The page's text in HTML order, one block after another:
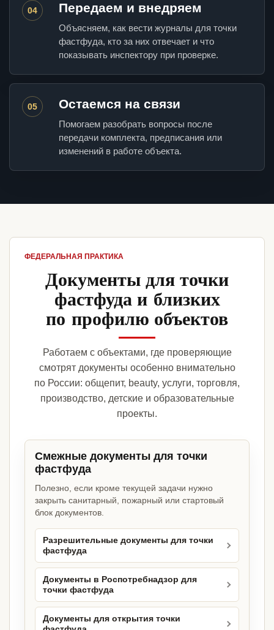
04 Передаем и внедряем
Объясняем, как вести журналы для точки
фастфуда, кто за них отвечает и что
показывать инспектору при проверке.
05 Остаемся на связи
Помогаем разобрать вопросы после
передачи комплекта, предписания или
изменений в работе объекта.
ФЕДЕРАЛЬНАЯ ПРАКТИКА
Документы для точки
фастфуда и близких
по профилю объектов
Работаем с объектами, где проверяющие
смотрят документы особенно внимательно
по России: общепит, beauty, услуги, торговля,
производство, детские и образовательные
проекты.
Смежные документы для точки
фастфуда
Полезно, если кроме текущей задачи нужно
закрыть санитарный, пожарный или стартовый
блок документов.
Разрешительные документы для точки
фастфуда
Документы в Роспотребнадзор для
точки фастфуда
Документы для открытия точки